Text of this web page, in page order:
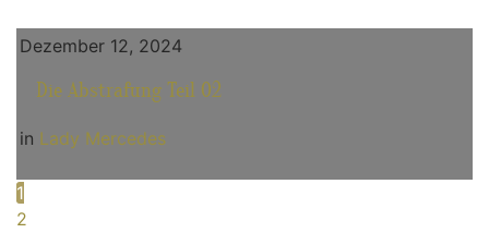
Dezember 12, 2024
Die Abstrafung Teil 02
in Lady Mercedes
1
2